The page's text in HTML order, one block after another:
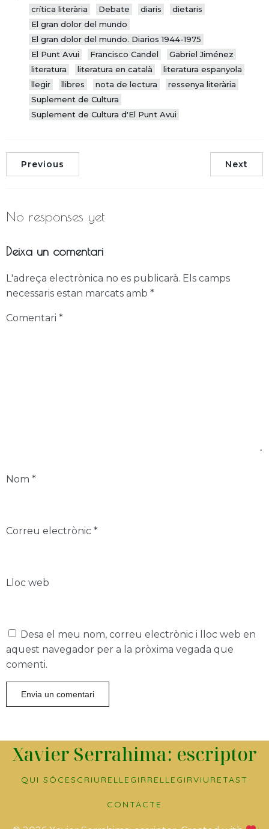
crítica literària
Debate diaris
dietaris
El gran dolor del mundo
El gran dolor del mundo. Diarios 1944-1975
El Punt Avui
Francisco Candel
Gabriel Jiménez
literatura
literatura en català
literatura espanyola
llegir
llibres nota de lectura
ressenya literària
Suplement de Cultura
Suplement de Cultura d'El Punt Avui
Previous Next
No responses yet
Deixa un comentari
L'adreça electrònica no es publicarà. Els camps
necessaris estan marcats amb *
Comentari *
Nom *
Correu electrònic *
Lloc web
Desa el meu nom, correu electrònic i lloc web en
aquest navegador per a la pròxima vegada que
comenti.
Xavier Serrahima: escriptor
QUI SÓC ESCRIURE LLEGIR RELLEGIRVIURETAST
CONTACTE